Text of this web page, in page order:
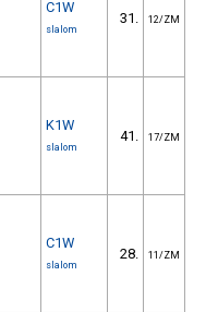
C1W
slalom
31. 12/ZM
K1W
slalom
41. 17/ZM
C1W
slalom
28. 11/ZM